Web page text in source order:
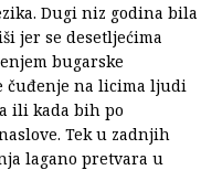
Dugi niz godina bila
jer se desetljećima
bugarske
čuđenje na licima ljudi
ili kada bih po
Tek u zadnjih
lagano pretvara u